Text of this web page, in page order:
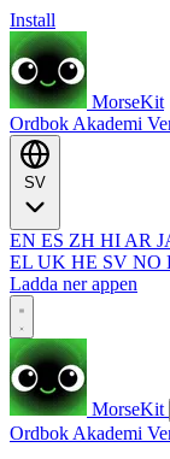
Install
MorseKit
Ordbok Akademi
EN ES ZH HI AR
EL UK HE SV NO
Ladda ner appen
MorseKit
Ordbok Akademi